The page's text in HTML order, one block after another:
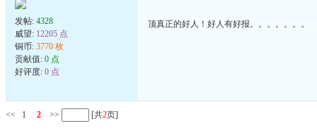
发帖: 4328
威望: 12205 点
铜币: 3770 枚
贡献值: 0 点
好评度: 0 点
顶真正的好人！好人有好报。。。。。。。
<< 1 2 >> [共2页]